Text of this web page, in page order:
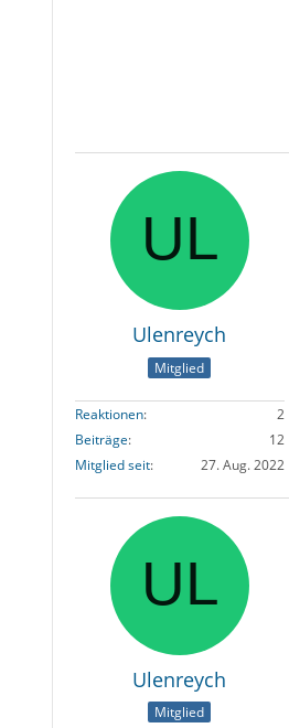
Ulenreych
Mitglied
Reaktionen
2
Beiträge
12
Mitglied seit
27. Aug. 2022
Ulenreych
Mitglied